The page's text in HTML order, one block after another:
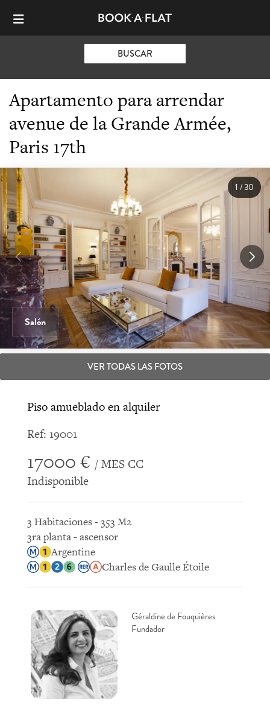
BUSCAR
Apartamento para arrendar
avenue de la Grande Armée,
Paris 17th
Salón
1 /30
VER TODAS LAS FOTOS
Piso amueblado en alquiler
Ref: 19001
17000 € / MES CC
Indisponible
3 Habitaciones - 353 M2
3ra planta - ascensor
Argentine
Charles de Gaulle Étoile
Géraldine de Fouquières
Fundador